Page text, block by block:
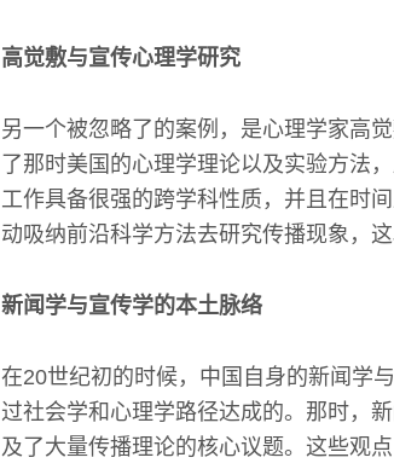
高觉敷与宣传心理学研究
另一个被忽略了的案例，是心理学家高
了那时美国的心理学理论以及实验方法
工作具备很强的跨学科性质，并且在时
动吸纳前沿科学方法去研究传播现象，
新闻学与宣传学的本土脉络
在20世纪初的时候，中国自身的新闻学
过社会学和心理学路径达成的。那时，
及了大量传播理论的核心议题。这些观